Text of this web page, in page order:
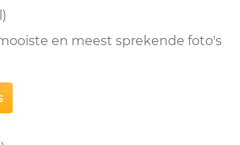
en meest sprekende foto's